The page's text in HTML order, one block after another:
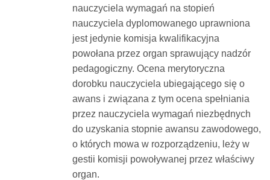
nauczyciela wymagań na stopień
nauczyciela dyplomowanego uprawniona
jest jedynie komisja kwalifikacyjna
powołana przez organ sprawujący nadzór
pedagogiczny. Ocena merytoryczna
dorobku nauczyciela ubiegającego się o
awans i związana z tym ocena spełniania
przez nauczyciela wymagań niezbędnych
do uzyskania stopnie awansu zawodowego,
o których mowa w rozporządzeniu, leży w
gestii komisji powoływanej przez właściwy
organ.